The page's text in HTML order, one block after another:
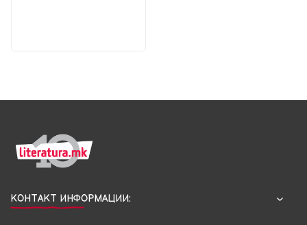
КОНТАКТ ИНФОРМАЦИИ: